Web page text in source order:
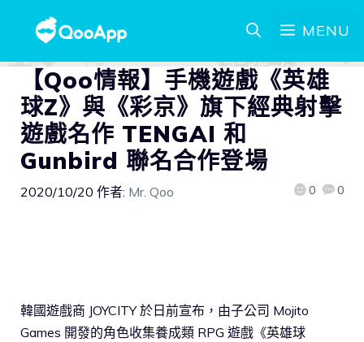
MENU
【Qoo情報】手機遊戲《英雄
球Z》與《彩京》旗下經典射擊
遊戲名作 TENGAI 和
Gunbird 聯名合作登場
2020/10/20 作者: Mr. Qoo 0 0
韓國遊戲商 JOYCITY 於日前宣布，由子公司 Mojito
Games 開發的角色收集養成類 RPG 遊戲《英雄球